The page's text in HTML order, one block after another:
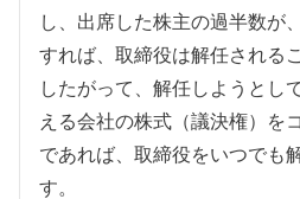
し、出席した株主の過半数が
すれば、取締役は解任される
したがって、解任しようとし
える会社の株式（議決権）を
であれば、取締役をいつでも
す。